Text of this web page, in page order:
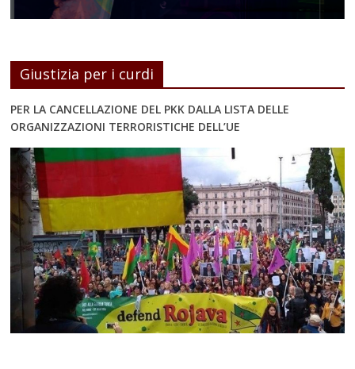
Giustizia per i curdi
PER LA CANCELLAZIONE DEL PKK DALLA LISTA DELLE
ORGANIZZAZIONI TERRORISTICHE DELL’UE